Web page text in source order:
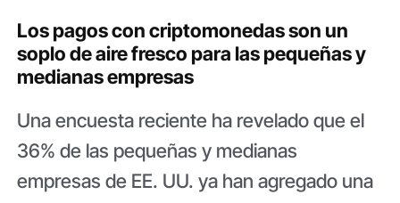
Los pagos con criptomonedas son un
soplo de aire fresco para las pequeñas y
medianas empresas
Una encuesta reciente ha revelado que el
36% de las pequeñas y medianas
empresas de EE. UU. ya han agregado una